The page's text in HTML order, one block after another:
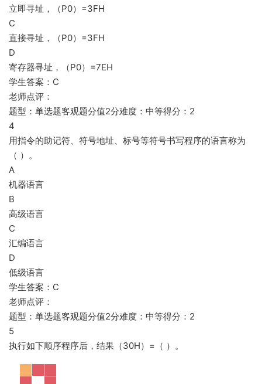
立即寻址，（P0）=3FH
C
直接寻址，（P0）=3FH
D
寄存器寻址，（P0）=7EH
学生答案：C
老师点评：
题型：单选题客观题分值2分难度：中等得分：2
4
用指令的助记符、符号地址、标号等符号书写程序的语言称为
（ ）。
A
机器语言
B
高级语言
C
汇编语言
D
低级语言
学生答案：C
老师点评：
题型：单选题客观题分值2分难度：中等得分：2
5
执行如下顺序程序后，结果（30H）=（ ）。